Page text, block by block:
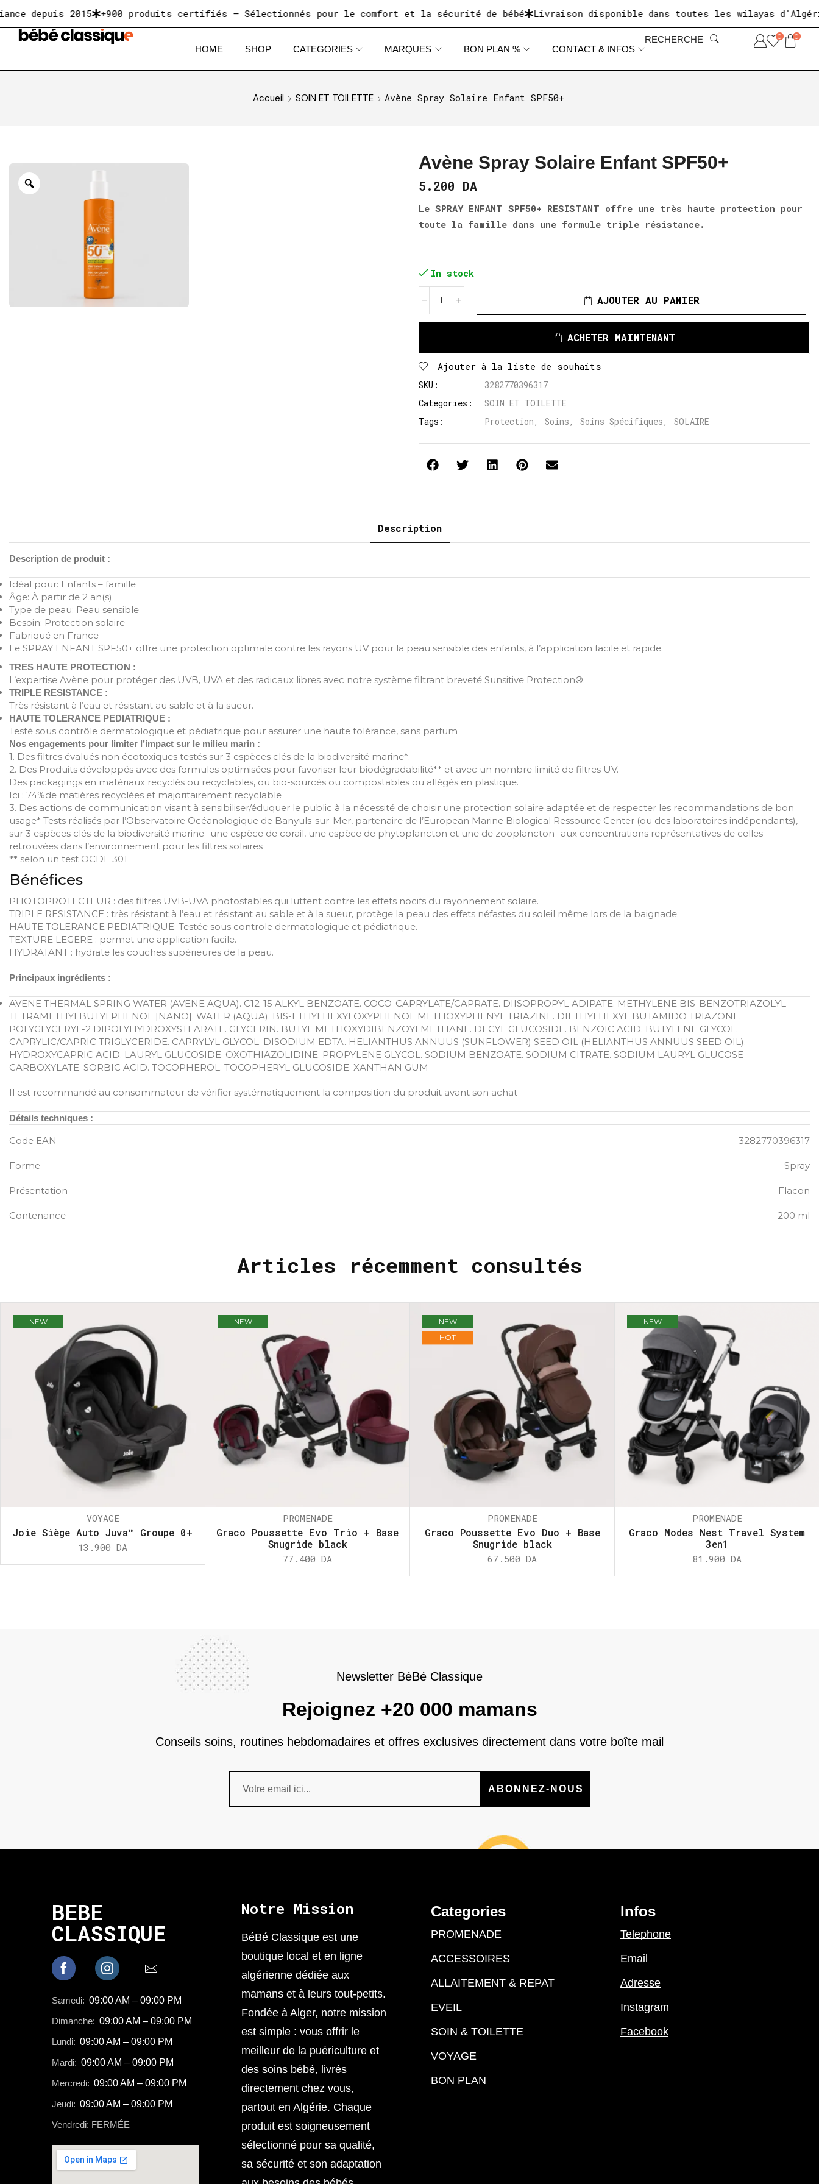
2015 +900 produits certifiés — Sélectionnés pour le comfort et la sécurité de bébé Livraison disponible dans toutes les wilayas d'Algérie
HOME SHOP CATEGORIES MARQUES BON PLAN % CONTACT & INFOS
RECHERCHE 0 0
Accueil SOIN ET TOILETTE Avène Spray Solaire Enfant SPF50+
Avène Spray Solaire Enfant SPF50+
5.200 DA
Le SPRAY ENFANT SPF50+ RESISTANT offre une très haute protection pour
toute la famille dans une formule triple résistance.
In stock
AJOUTER AU PANIER
ACHETER MAINTENANT
Ajouter à la liste de souhaits
SKU:
3282770396317
Categories:
SOIN ET TOILETTE
Tags:
Protection, Soins, Soins Spécifiques, SOLAIRE
Description
Description de produit :
Idéal pour: Enfants – famille
Âge: À partir de 2 an(s)
Type de peau: Peau sensible
Besoin: Protection solaire
Fabriqué en France
Le SPRAY ENFANT SPF50+ offre une protection optimale contre les rayons UV pour la peau sensible des enfants, à l’application facile et rapide.
TRES HAUTE PROTECTION :
L’expertise Avène pour protéger des UVB, UVA et des radicaux libres avec notre système filtrant breveté Sunsitive Protection®.
TRIPLE RESISTANCE :
Très résistant à l’eau et résistant au sable et à la sueur.
HAUTE TOLERANCE PEDIATRIQUE :
Testé sous contrôle dermatologique et pédiatrique pour assurer une haute tolérance, sans parfum
Nos engagements pour limiter l’impact sur le milieu marin :
1. Des filtres évalués non écotoxiques testés sur 3 espèces clés de la biodiversité marine*.
2. Des Produits développés avec des formules optimisées pour favoriser leur biodégradabilité** et avec un nombre limité de filtres UV.
Des packagings en matériaux recyclés ou recyclables, ou bio-sourcés ou compostables ou allégés en plastique.
Ici : 74%de matières recyclées et majoritairement recyclable
3. Des actions de communication visant à sensibiliser/éduquer le public à la nécessité de choisir une protection solaire adaptée et de respecter les recommandations de bon
usage* Tests réalisés par l’Observatoire Océanologique de Banyuls-sur-Mer, partenaire de l’European Marine Biological Ressource Center (ou des laboratoires indépendants),
sur 3 espèces clés de la biodiversité marine -une espèce de corail, une espèce de phytoplancton et une de zooplancton- aux concentrations représentatives de celles
retrouvées dans l’environnement pour les filtres solaires
** selon un test OCDE 301
Bénéfices
PHOTOPROTECTEUR : des filtres UVB-UVA photostables qui luttent contre les effets nocifs du rayonnement solaire.
TRIPLE RESISTANCE : très résistant à l’eau et résistant au sable et à la sueur, protège la peau des effets néfastes du soleil même lors de la baignade.
HAUTE TOLERANCE PEDIATRIQUE: Testée sous controle dermatologique et pédiatrique.
TEXTURE LEGERE : permet une application facile.
HYDRATANT : hydrate les couches supérieures de la peau.
Principaux ingrédients :
AVENE THERMAL SPRING WATER (AVENE AQUA). C12-15 ALKYL BENZOATE. COCO-CAPRYLATE/CAPRATE. DIISOPROPYL ADIPATE. METHYLENE BIS-BENZOTRIAZOLYL
TETRAMETHYLBUTYLPHENOL [NANO]. WATER (AQUA). BIS-ETHYLHEXYLOXYPHENOL METHOXYPHENYL TRIAZINE. DIETHYLHEXYL BUTAMIDO TRIAZONE.
POLYGLYCERYL-2 DIPOLYHYDROXYSTEARATE. GLYCERIN. BUTYL METHOXYDIBENZOYLMETHANE. DECYL GLUCOSIDE. BENZOIC ACID. BUTYLENE GLYCOL.
CAPRYLIC/CAPRIC TRIGLYCERIDE. CAPRYLYL GLYCOL. DISODIUM EDTA. HELIANTHUS ANNUUS (SUNFLOWER) SEED OIL (HELIANTHUS ANNUUS SEED OIL).
HYDROXYCAPRIC ACID. LAURYL GLUCOSIDE. OXOTHIAZOLIDINE. PROPYLENE GLYCOL. SODIUM BENZOATE. SODIUM CITRATE. SODIUM LAURYL GLUCOSE
CARBOXYLATE. SORBIC ACID. TOCOPHEROL. TOCOPHERYL GLUCOSIDE. XANTHAN GUM
Il est recommandé au consommateur de vérifier systématiquement la composition du produit avant son achat
Détails techniques :
Code EAN 3282770396317
Forme Spray
Présentation Flacon
Contenance 200 ml
Articles récemment consultés
NEW
VOYAGE
Joie Siège Auto Juva™ Groupe 0+
13.900 DA
NEW
PROMENADE
Graco Poussette Evo Trio + Base
Snugride black
77.400 DA
NEW
HOT
PROMENADE
Graco Poussette Evo Duo + Base
Snugride black
67.500 DA
NEW
PROMENADE
Graco Modes Nest Travel System
3en1
81.900 DA
Newsletter BéBé Classique
Rejoignez +20 000 mamans
Conseils soins, routines hebdomadaires et offres exclusives directement dans votre boîte mail
ABONNEZ-NOUS
BEBE
CLASSIQUE
Samedi: 09:00 AM – 09:00 PM
Dimanche: 09:00 AM – 09:00 PM
Lundi: 09:00 AM – 09:00 PM
Mardi: 09:00 AM – 09:00 PM
Mercredi: 09:00 AM – 09:00 PM
Jeudi: 09:00 AM – 09:00 PM
Vendredi: FERMÉE
Notre Mission
BéBé Classique est une
boutique local et en ligne
algérienne dédiée aux
mamans et à leurs tout-petits.
Fondée à Alger, notre mission
est simple : vous offrir le
meilleur de la puériculture et
des soins bébé, livrés
directement chez vous,
partout en Algérie. Chaque
produit est soigneusement
sélectionné pour sa qualité,
sa sécurité et son adaptation
Categories
PROMENADE
ACCESSOIRES
ALLAITEMENT & REPAT
EVEIL
SOIN & TOILETTE
VOYAGE
BON PLAN
Infos
Telephone
Email
Adresse
Instagram
Facebook